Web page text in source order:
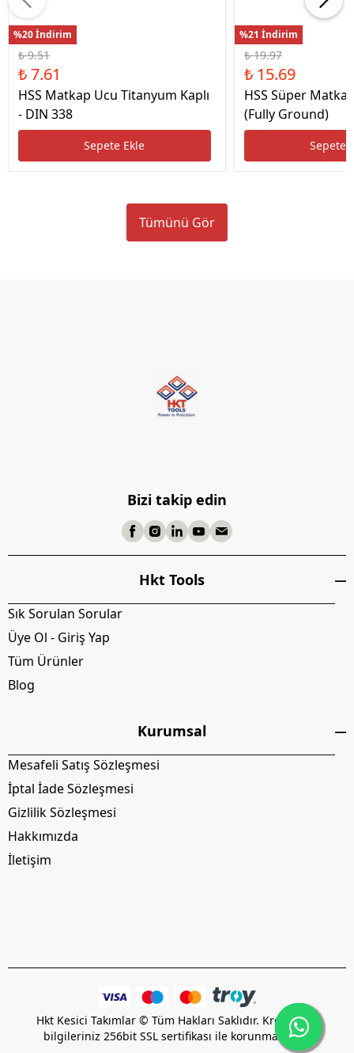
%20 İndirim
₺ 9.51
₺ 7.61
HSS Matkap Ucu Titanyum Kaplı
- DIN 338
Sepete Ekle
%21 İndirim
₺ 19.97
₺ 15.69
HSS Süper
(Fully Ground)
Sepete
Tümünü Gör
Bizi takip edin
Hkt Tools
Sık Sorulan Sorular
Üye Ol - Giriş Yap
Tüm Ürünler
Blog
Kurumsal
Mesafeli Satış Sözleşmesi
İptal İade Sözleşmesi
Gizlilik Sözleşmesi
Hakkımızda
İletişim
Hkt Kesici Takımlar © Tüm Hakları Saklıdır. Kredi kartı
bilgileriniz 256bit SSL sertifikası ile korunmaktadır.